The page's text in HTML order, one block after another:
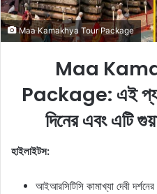
Maa Kamakhya Tour Package
Maa
Package: এই
দিনের এবং এটি
হাইলাইটস:
আইআরসিটিসি কামাখ্যা দেবী